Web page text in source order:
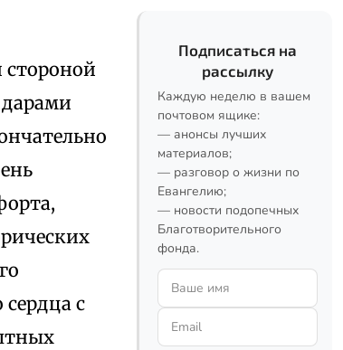
сердца с
Подписаться на
рассылку
Каждую неделю в вашем
почтовом ящике:
— анонсы лучших
материалов;
— разговор о жизни по
Евангелию;
— новости подопечных
Благотворительного
фонда.